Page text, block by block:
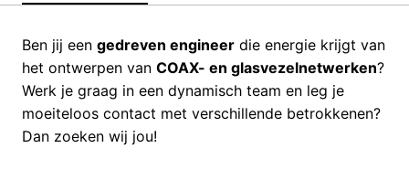
Ben jij een gedreven engineer die energie krijgt van
het ontwerpen van COAX- en glasvezelnetwerken?
Werk je graag in een dynamisch team en leg je
moeiteloos contact met verschillende betrokkenen?
Dan zoeken wij jou!